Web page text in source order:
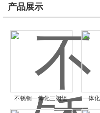
司
产品展示
不锈钢一体化三阀组
SF-2B 针阀
一体